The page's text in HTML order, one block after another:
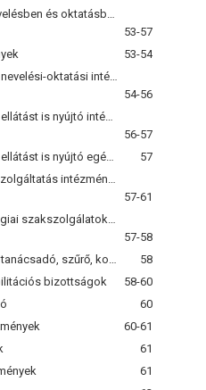
53-57
53-54
54-56
56-57
57
57-61
57-58
58
bizottságok
58-60
60
60-61
61
61